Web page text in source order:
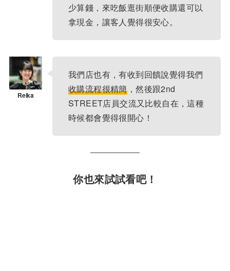
少算錢，來吃飯逛街順便收購還可以
拿現金，讓客人覺得很安心。
我們店也有，有收到回饋說覺得我們
收購流程很精簡，然後跟2nd
STREET店員交流又比較自在，這種
時候都會覺得很開心！
你也來試試看吧！